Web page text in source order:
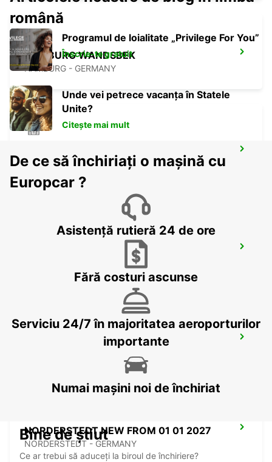
HAMBURG WANDSBEK
HAMBURG - GERMANY
26
NORDERSTEDT NEW FROM 01 01 2027
NORDERSTEDT - GERMANY
română
Programul de loialitate „Privilege For You”
Înscrie-te gratuit
Unde vei petrece vacanța în Statele
Unite?
Citește mai mult
De ce să închiriați o mașină cu
Europcar ?
Asistență rutieră 24 de ore
Fără costuri ascunse
Serviciu 24/7 în majoritatea aeroporturilor
importante
Numai mașini noi de închiriat
Bine de știut
Ce ar trebui să aduceți la biroul de închiriere?